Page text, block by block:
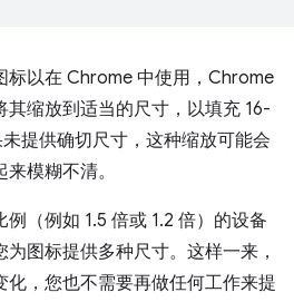
标以在 Chrome 中使用，Chrome
缩放到适当的尺寸，以填充 16-
提供确切尺寸，这种缩放可能会
模糊不清。
（例如 1.5 倍或 1.2 倍）的设备
图标提供多种尺寸。这样一来，
化，您也不需要再做任何工作来提